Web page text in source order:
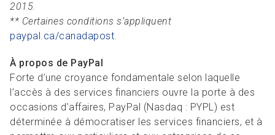
2015.
** Certaines conditions s’appliquent
paypal.ca/canadapost.
À propos de PayPal
Forte d’une croyance fondamentale selon laquelle
l’accès à des services financiers ouvre la porte à des
occasions d’affaires, PayPal (Nasdaq : PYPL) est
déterminée à démocratiser les services financiers, et à